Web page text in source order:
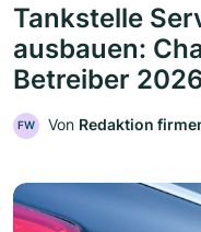
Tankstelle
ausbauen:
Betreiber
FW Von Redaktion